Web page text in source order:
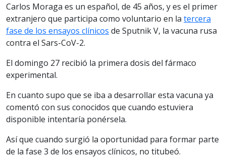
Carlos Moraga es un español, de 45 años, y es el primer
extranjero que participa como voluntario en la tercera
fase de los ensayos clínicos de Sputnik V, la vacuna rusa
contra el Sars-CoV-2.
El domingo 27 recibió la primera dosis del fármaco
experimental.
En cuanto supo que se iba a desarrollar esta vacuna ya
comentó con sus conocidos que cuando estuviera
disponible intentaría ponérsela.
Así que cuando surgió la oportunidad para formar parte
de la fase 3 de los ensayos clínicos, no titubeó.